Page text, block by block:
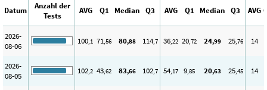
Datum
Anzahl der
Tests
AVG Q1 Median Q3 AVG Q1 Median Q3 AVG
2026-
08-06
100,1 71,56 80,88 114,7 36,22 20,72 24,99 25,76 14
2026-
08-05
102,2 43,62 83,66 102,7 54,17 9,85 20,63 25,45 14